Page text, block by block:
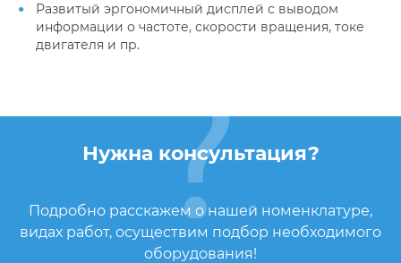
Развитый эргономичный дисплей с выводом
информации о частоте, скорости вращения, токе
двигателя и пр.
Нужна консультация?
Подробно расскажем о нашей номенклатуре,
видах работ, осуществим подбор необходимого
оборудования!